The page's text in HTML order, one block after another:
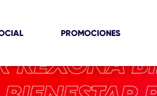
PROMOCIONES